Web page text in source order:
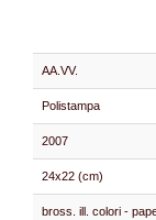
AA.VV.
Polistampa
2007
24x22 (cm)
bross. ill. colori -